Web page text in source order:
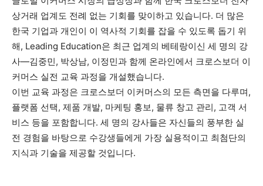
상거래 업계도 전례 없는 기회를 맞이하고 있습니다. 더 많은
한국 기업과 개인이 이 역사적 기회를 잡을 수 있도록 돕기 위
해, Leading Education은 최근 업계의 베테랑이신 세 명의 강
사—김중민, 박상남, 이정민과 함께 온라인에서 크로스보더 이
커머스 실전 교육 과정을 개설했습니다.
이번 교육 과정은 크로스보더 이커머스의 모든 측면을 다루며,
플랫폼 선택, 제품 개발, 마케팅 홍보, 물류 창고 관리, 고객 서
비스 등을 포함합니다. 세 명의 강사들은 자신들의 풍부한 실
전 경험을 바탕으로 수강생들에게 가장 실용적이고 최첨단의
지식과 기술을 제공할 것입니다.